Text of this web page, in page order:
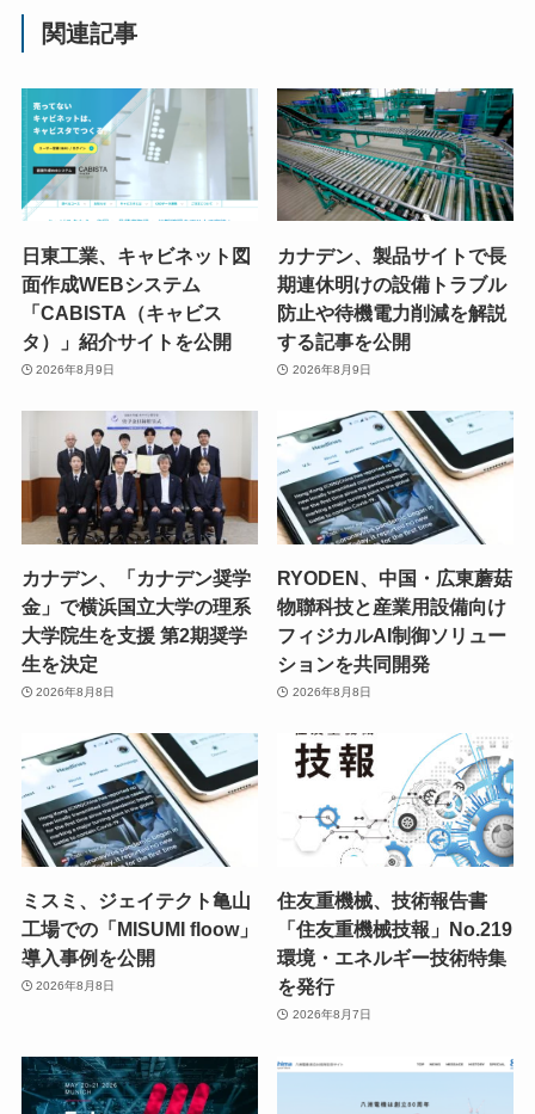
関連記事
日東工業、キャビネット図
面作成WEBシステム
「CABISTA（キャビス
タ）」紹介サイトを公開
2026年8月9日
カナデン、製品サイトで長
期連休明けの設備トラブル
防止や待機電力削減を解説
する記事を公開
2026年8月9日
カナデン、「カナデン奨学
金」で横浜国立大学の理系
大学院生を支援 第2期奨学
生を決定
2026年8月8日
RYODEN、中国・広東蘑菇
物聯科技と産業用設備向け
フィジカルAI制御ソリュー
ションを共同開発
2026年8月8日
ミスミ、ジェイテクト亀山
工場での「MISUMI floow」
導入事例を公開
2026年8月8日
住友重機械、技術報告書
「住友重機械技報」No.219
環境・エネルギー技術特集
を発行
2026年8月7日